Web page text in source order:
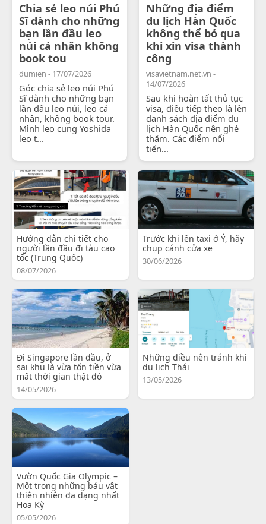
Chia sẻ leo núi Phú
Sĩ dành cho những
bạn lần đầu leo
núi cá nhân không
book tou
dumien - 17/07/2026
Góc chia sẻ leo núi Phú
Sĩ dành cho những bạn
lần đầu leo núi, leo cá
nhân, không book tour.
Mình leo cung Yoshida
leo t...
Những địa điểm
du lịch Hàn Quốc
không thể bỏ qua
khi xin visa thành
công
visavietnam.net.vn -
14/07/2026
Sau khi hoàn tất thủ tục
visa, điều tiếp theo là lên
danh sách địa điểm du
lịch Hàn Quốc nên ghé
thăm. Các điểm nổi
tiến...
Hướng dẫn chi tiết cho
người lần đầu đi tàu cao
tốc (Trung Quốc)
08/07/2026
Trước khi lên taxi ở Ý, hãy
chụp cánh cửa xe
30/06/2026
Đi Singapore lần đầu, ở
sai khu là vừa tốn tiền vừa
mất thời gian thật đó
14/05/2026
Những điều nên tránh khi
du lịch Thái
13/05/2026
Vườn Quốc Gia Olympic –
Một trong những báu vật
thiên nhiên đa dạng nhất
Hoa Kỳ
05/05/2026